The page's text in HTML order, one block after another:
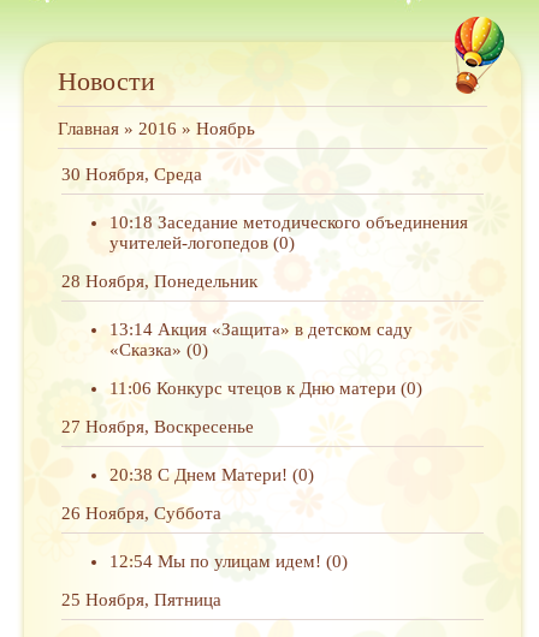
Новости
Главная » 2016 » Ноябрь
30 Ноября, Среда
10:18 Заседание методического объединения
учителей-логопедов (0)
28 Ноября, Понедельник
13:14 Акция «Защита» в детском саду
«Сказка» (0)
11:06 Конкурс чтецов к Дню матери (0)
27 Ноября, Воскресенье
20:38 С Днем Матери! (0)
26 Ноября, Суббота
12:54 Мы по улицам идем! (0)
25 Ноября, Пятница